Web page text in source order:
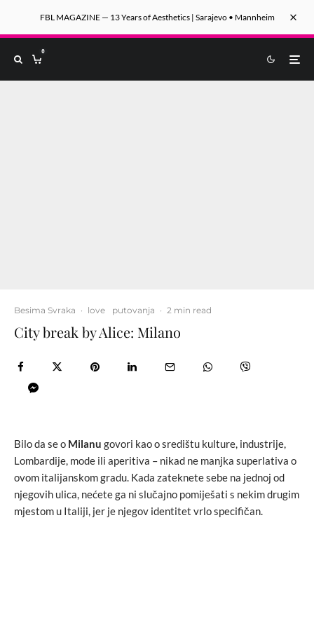
FBL MAGAZINE — 13 Years of Aesthetics | Sarajevo • Mannheim
0
Besima Svraka · love putovanja · 2 min read
City break by Alice: Milano
Bilo da se o Milanu govori kao o središtu kulture, industrije,
Lombardije, mode ili aperitiva – nikad ne manjka superlativa o
ovom italijanskom gradu. Kada zateknete sebe na jednoj od
njegovih ulica, nećete ga ni slučajno pomiješati s nekim drugim
mjestom u Italiji, jer je njegov identitet vrlo specifičan.